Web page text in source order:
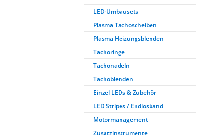
LED-Umbausets
Plasma Tachoscheiben
Plasma Heizungsblenden
Tachoringe
Tachonadeln
Tachoblenden
Einzel LEDs & Zubehör
LED Stripes / Endlosband
Motormanagement
Zusatzinstrumente